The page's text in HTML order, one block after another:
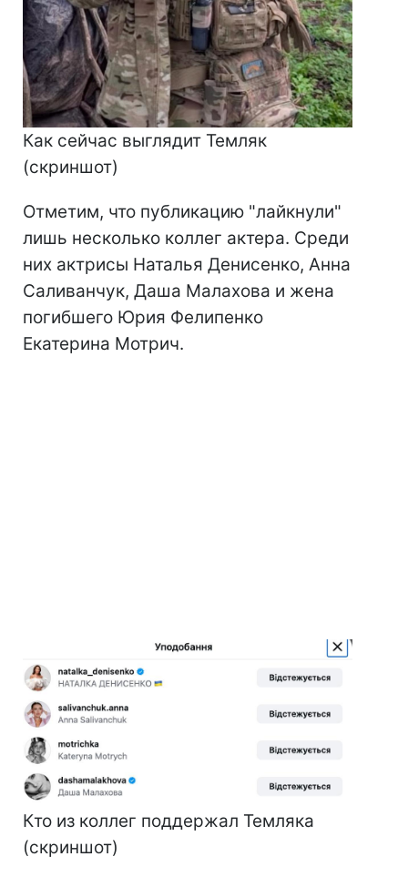
Как сейчас выглядит Темляк
(скриншот)
Отметим, что публикацию "лайкнули"
лишь несколько коллег актера. Среди
них актрисы Наталья Денисенко, Анна
Саливанчук, Даша Малахова и жена
погибшего Юрия Фелипенко
Екатерина Мотрич.
Кто из коллег поддержал Темляка
(скриншот)